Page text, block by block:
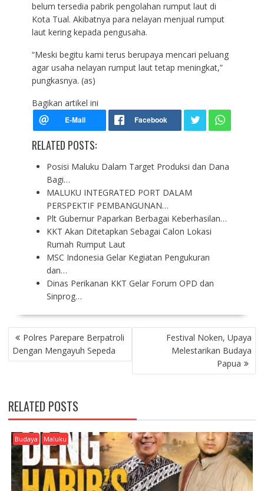
belum tersedia pabrik pengolahan rumput laut di
Kota Tual. Akibatnya para nelayan menjual rumput
laut kering kepada pengusaha.
“Meski begitu kami terus berupaya mencari peluang
agar usaha nelayan rumput laut tetap meningkat,”
pungkasnya. (as)
Bagikan artikel ini
RELATED POSTS:
Posisi Maluku Dalam Target Produksi dan Dana
Bagi…
MALUKU INTEGRATED PORT DALAM
PERSPEKTIF PEMBANGUNAN…
Plt Gubernur Paparkan Berbagai Keberhasilan…
KKT Akan Ditetapkan Sebagai Calon Lokasi
Rumah Rumput Laut
MSC Indonesia Gelar Kegiatan Pengukuran
dan…
Dinas Perikanan KKT Gelar Forum OPD dan
Sinprog…
P
O
S
A
V
I
G
A
T
Polres Parepare Berpatroli
Dengan Mengayuh Sepeda
Festival Noken, Upaya
Melestarikan Budaya
Papua
RELATED POSTS
Budaya Maluku